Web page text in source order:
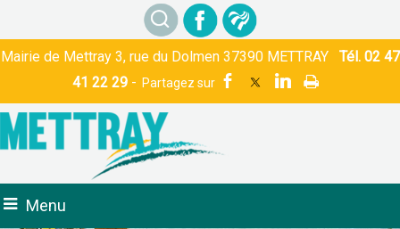
Mairie de Mettray 3, rue du Dolmen 37390 METTRAY Tél. 02 47
41 22 29-
Menu